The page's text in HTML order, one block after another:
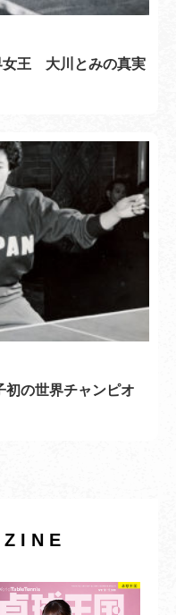
女王 大川とみの真実
初の世界チャンピオ